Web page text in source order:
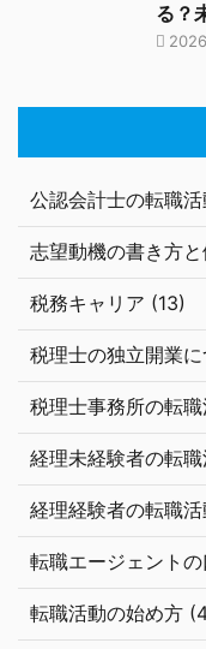
る？
公認会計士の転職
志望動機の書き方
税務キャリア (13)
税理士の独立開業
税理士事務所の転
経理未経験者の転
経理経験者の転職
転職エージェント
転職活動の始め方